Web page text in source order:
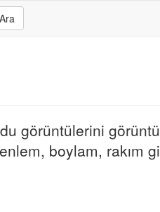
Ara
görüntülerini
boylam, rakım